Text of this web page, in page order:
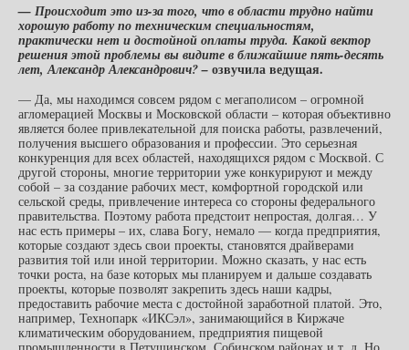
— Происходит это из-за того, что в области трудно найти
хорошую работу по техническим специальностям,
практически нет и достойной оплаты труда. Какой вектор
решения этой проблемы вы видите в ближайшие пять-десять
лет, Александр Александрович? – озвучила ведущая.
— Да, мы находимся совсем рядом с мегаполисом – огромной
агломерацией Москвы и Московской области – которая объективно
является более привлекательной для поиска работы, развлечений,
получения высшего образования и профессии. Это серьезная
конкуренция для всех областей, находящихся рядом с Москвой. С
другой стороны, многие территории уже конкурируют и между
собой – за создание рабочих мест, комфортной городской или
сельской среды, привлечение интереса со стороны федерального
правительства. Поэтому работа предстоит непростая, долгая… У
нас есть примеры – их, слава Богу, немало — когда предприятия,
которые создают здесь свои проекты, становятся драйверами
развития той или иной территории. Можно сказать, у нас есть
точки роста, на базе которых мы планируем и дальше создавать
проекты, которые позволят закрепить здесь наши кадры,
предоставить рабочие места с достойной заработной платой. Это,
например, Технопарк «ИКСэл», занимающийся в Киржаче
климатическим оборудованием, предприятия пищевой